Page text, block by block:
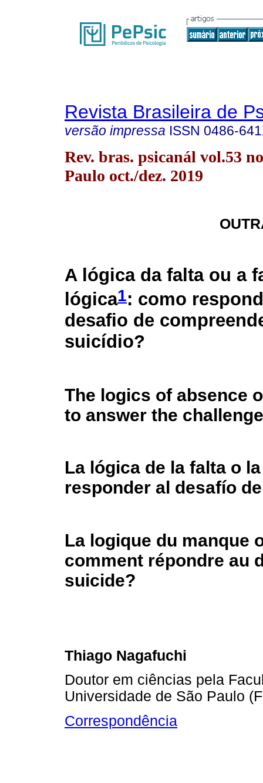
Revista Brasileira de
versão impressa ISSN 0486-
Rev. bras. psicanál vol.53
Paulo oct./dez. 2019
A lógica da falta ou a
lógica1: como
desafio de
suicídio?
The logics of absence
to answer the
La lógica de la falta o
responder al desafío
La logique du manque
comment répondre au
suicide?
Thiago Nagafuchi
Doutor em ciências pela
Universidade de São Paulo
Correspondência